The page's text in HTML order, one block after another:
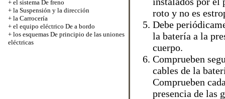
+ el sistema De freno
+ la Suspensión y la dirección
+ la Carrocería
+ el equipo eléctrico De a bordo
+ los esquemas De principio de las uniones
eléctricas
roto y no es
Debe
la batería a la
cuerpo.
Comprueben
cables de la
Comprueben
presencia de las